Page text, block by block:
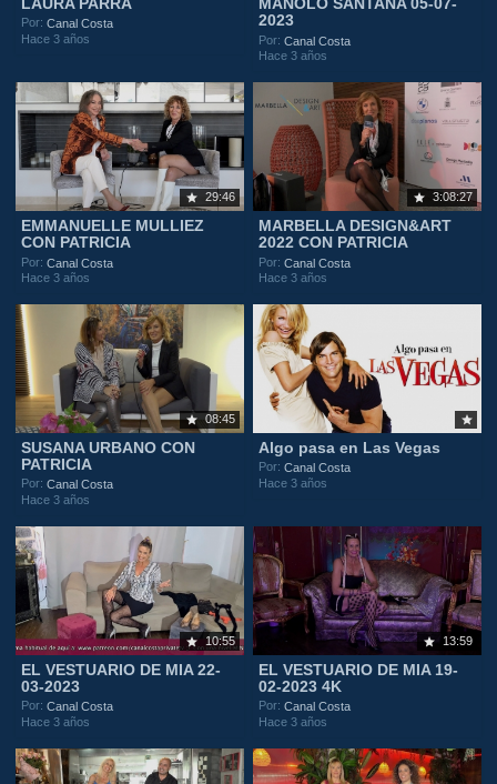
LAURA PARRA
Por:Canal Costa
Hace 3 años
MANOLO SANTANA 05-07-
2023
Por:Canal Costa
Hace 3 años
29:46
EMMANUELLE MULLIEZ
CON PATRICIA
Por:Canal Costa
Hace 3 años
3:08:27
MARBELLA DESIGN&ART
2022 CON PATRICIA
Por:Canal Costa
Hace 3 años
08:45
SUSANA URBANO CON
PATRICIA
Por:Canal Costa
Hace 3 años
Algo pasa en Las Vegas
Por:Canal Costa
Hace 3 años
10:55
EL VESTUARIO DE MIA 22-
03-2023
Por:Canal Costa
Hace 3 años
13:59
EL VESTUARIO DE MIA 19-
02-2023 4K
Por:Canal Costa
Hace 3 años